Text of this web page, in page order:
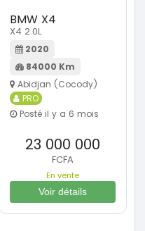
BMW X4
X4 2.0L
2020
84000 Km
Abidjan (Cocody)
PRO
Posté il y a 6 mois
23 000 000
FCFA
En vente
Voir détails